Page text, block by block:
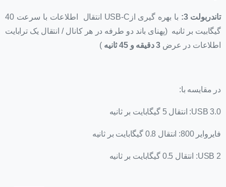
تاندربولت 3:
با بهره گیری ازUSB-C انتقال اطلاعات با سرعت 40
گیگابیت بر ثانیه (پهنای باند دو طرفه در هر کانال / انتقال یک ترابایت
اطلاعات در عرض 3 دقیقه و 45 ثانیه )
در مقایسه با:
USB 3.0: انتقال 5 گیگابایت بر ثانیه
فایروایر 800: انتقال 0.8 گیگابایت بر ثانیه
USB 2: انتقال 0.5 گیگابایت بر ثانیه